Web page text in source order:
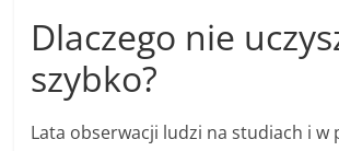
Dlaczego nie
szybko?
Lata obserwacji ludzi na studiach i w